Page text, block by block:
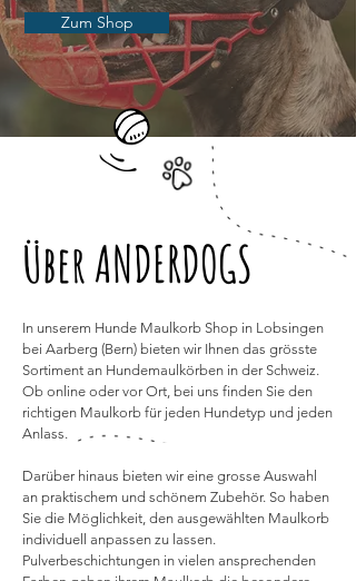
Zum Shop
Über ANDERDOGS
In unserem Hunde Maulkorb Shop in Lobsingen
bei Aarberg (Bern) bieten wir Ihnen das grösste
Sortiment an Hundemaulkörben in der Schweiz.
Ob online oder vor Ort, bei uns finden Sie den
richtigen Maulkorb für jeden Hundetyp und jeden
Anlass.
Darüber hinaus bieten wir eine grosse Auswahl
an praktischem und schönem Zubehör. So haben
Sie die Möglichkeit, den ausgewählten Maulkorb
individuell anpassen zu lassen.
Pulverbeschichtungen in vielen ansprechenden